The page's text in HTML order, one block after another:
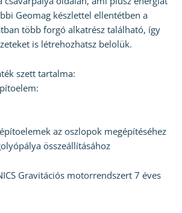
Geomag készlettel ellentétben a
több forgó alkatrész található, így
is létrehozhatsz belolük.
szett tartalma:
az oszlopok megépítéséhez
összeállításához
Gravitációs motorrendszert 7 éves